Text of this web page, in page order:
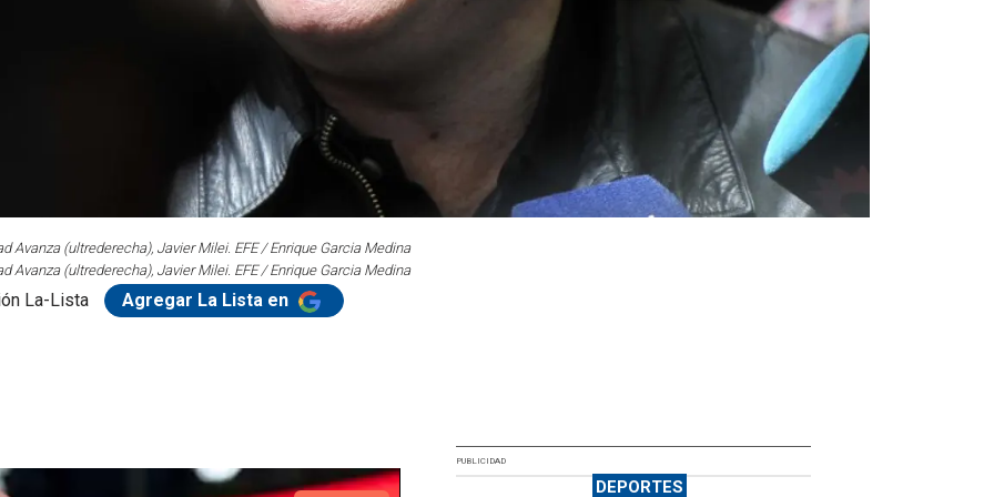
Avanza (ultrederecha), Javier Milei. EFE / Enrique Garcia Medina
Avanza (ultrederecha), Javier Milei. EFE / Enrique Garcia Medina
La-Lista Agregar La Lista en
PUBLICIDAD
DEPORTES